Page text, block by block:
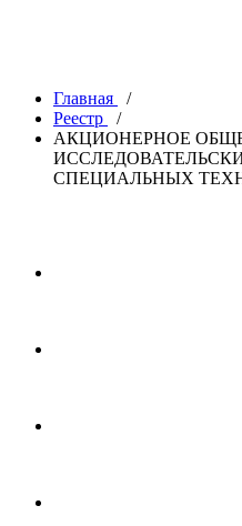
Главная
/
Реестр
/
АКЦИОНЕРНОЕ
СПЕЦИАЛЬНЫХ